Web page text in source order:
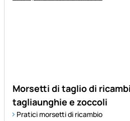
Morsetti di taglio di
tagliaunghie e zoccoli
Pratici morsetti di ricambio